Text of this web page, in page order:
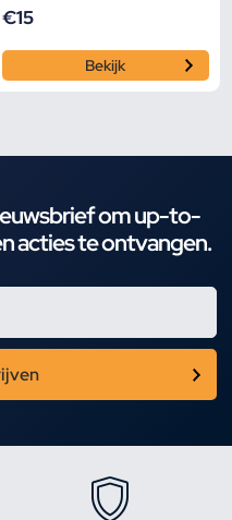
€15
Bekijk
om up-to-
acties te ontvangen.